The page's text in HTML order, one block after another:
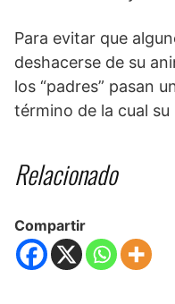
Para evitar que
deshacerse de su
los “padres” pasan
término de la cual
Relacionado
Compartir